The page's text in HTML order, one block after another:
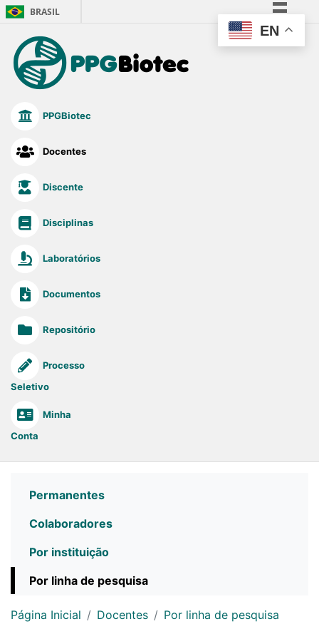
EN
BRASIL
Simplifique!
PPGBiotec
Docentes
Discente
Disciplinas
Laboratórios
Documentos
Repositório
Processo
Seletivo
Minha
Conta
Permanentes
Colaboradores
Por instituição
Por linha de pesquisa
Página Inicial Docentes Por linha de pesquisa